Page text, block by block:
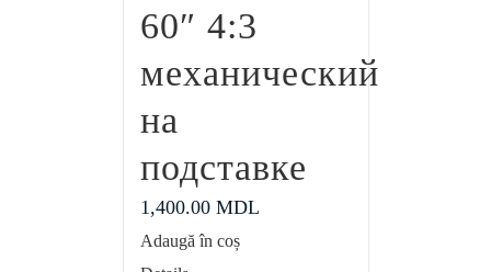
60″ 4:3
механический
на
подставке
1,400.00 MDL
Adaugă în coș